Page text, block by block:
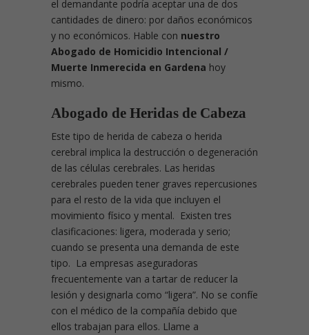
el demandante podría aceptar una de dos
cantidades de dinero: por daños económicos
y no económicos. Hable con nuestro
Abogado de Homicidio Intencional /
Muerte Inmerecida en Gardena hoy
mismo.
Abogado de Heridas de Cabeza
Este tipo de herida de cabeza o herida
cerebral implica la destrucción o degeneración
de las células cerebrales. Las heridas
cerebrales pueden tener graves repercusiones
para el resto de la vida que incluyen el
movimiento físico y mental. Existen tres
clasificaciones: ligera, moderada y serio;
cuando se presenta una demanda de este
tipo. La empresas aseguradoras
frecuentemente van a tartar de reducer la
lesión y designarla como “ligera”. No se confíe
con el médico de la compañía debido que
ellos trabajan para ellos. Llame a